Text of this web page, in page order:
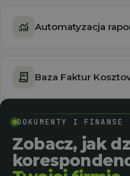
monitoring Automatyzacja
receipt_long Baza Faktur
DOKUMENTY I FINANSE
Zobacz, jak